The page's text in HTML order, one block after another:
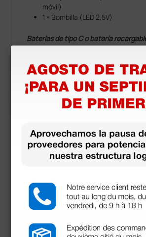
móvil)
1 × Bombilla (LED 2,5V)
Baterías de tipo C o batería
Información técnica
individuales
Fuente de luz: bombilla LED 2,5V
(aproximadamente 20.000 lux)
Compatibilidad: utilizable con
de la gama “Green” y conforme a
(Green Spec)
(aproximadamente 2.000